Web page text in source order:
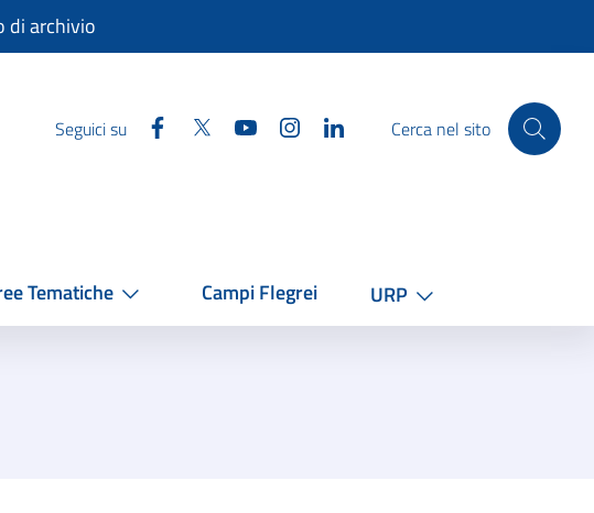
di archivio
Seguici su Facebook
Twitter YouTube InstagramLinkedinCerca nel sito
Tematiche Campi Flegrei URP